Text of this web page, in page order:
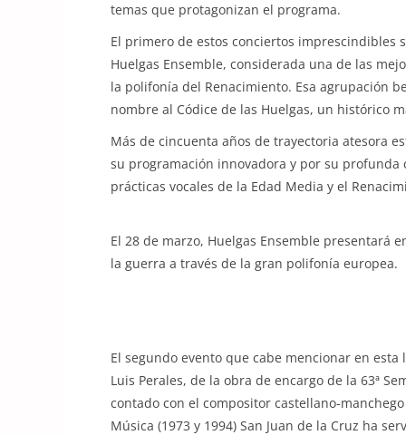
temas que protagonizan el programa.
El primero de estos conciertos imprescindibles
Huelgas Ensemble, considerada una de las
la polifonía del Renacimiento. Esa agrupación
nombre al Códice de las Huelgas, un histórico
Más de cincuenta años de trayectoria atesora
su programación innovadora y por su
prácticas vocales de la Edad Media y el
El 28 de marzo, Huelgas Ensemble presentará
la guerra a través de la gran polifonía europea.
El segundo evento que cabe mencionar en
Luis Perales, de la obra de encargo de la 63ª
contado con el compositor castellano-
Música (1973 y 1994) San Juan de la Cruz ha